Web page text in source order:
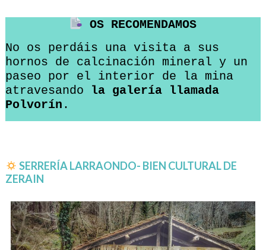
OS RECOMENDAMOS
No os perdáis una visita a sus
hornos de calcinación mineral y un
paseo por el interior de la mina
atravesando la galería llamada
Polvorín .
SERRERÍA LARRAONDO- BIEN CULTURAL DE
ZERAIN